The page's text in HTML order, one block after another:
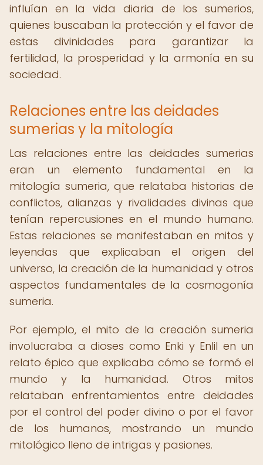
influían en la vida diaria de los sumerios,
quienes buscaban la protección y el favor de
estas divinidades para garantizar la
fertilidad, la prosperidad y la armonía en su
sociedad.
Relaciones entre las deidades
sumerias y la mitología
Las relaciones entre las deidades sumerias
eran un elemento fundamental en la
mitología sumeria, que relataba historias de
conflictos, alianzas y rivalidades divinas que
tenían repercusiones en el mundo humano.
Estas relaciones se manifestaban en mitos y
leyendas que explicaban el origen del
universo, la creación de la humanidad y otros
aspectos fundamentales de la cosmogonía
sumeria.
Por ejemplo, el mito de la creación sumeria
involucraba a dioses como Enki y Enlil en un
relato épico que explicaba cómo se formó el
mundo y la humanidad. Otros mitos
relataban enfrentamientos entre deidades
por el control del poder divino o por el favor
de los humanos, mostrando un mundo
mitológico lleno de intrigas y pasiones.